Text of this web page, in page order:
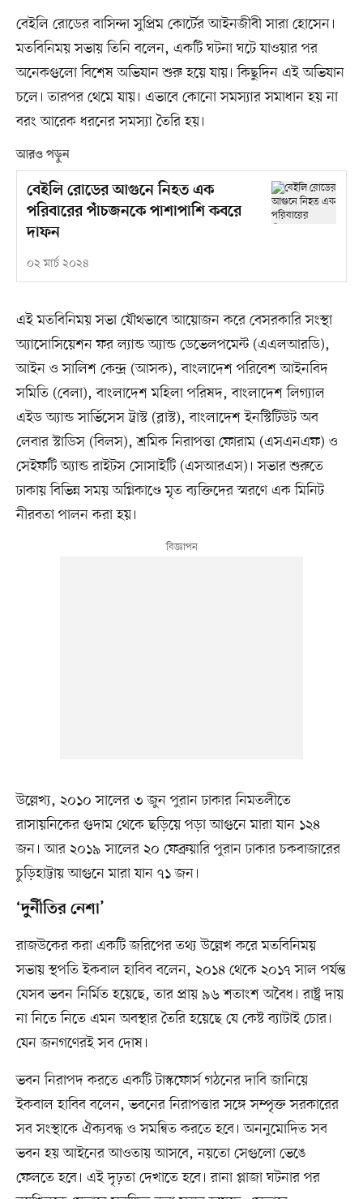
বেইলি রোডের বাসিন্দা সুপ্রিম কোর্টের আইনজীবী সারা হোসেন।
মতবিনিময় সভায় তিনি বলেন, একটি ঘটনা ঘটে যাওয়ার পর
অনেকগুলো বিশেষ অভিযান শুরু হয়ে যায়। কিছুদিন এই অভিযান
চলে। তারপর থেমে যায়। এভাবে কোনো সমস্যার সমাধান হয় না
বরং আরেক ধরনের সমস্যা তৈরি হয়।
আরও পড়ুন
বেইলি রোডের আগুনে নিহত এক
পরিবারের পাঁচজনকে পাশাপাশি কবরে
দাফন
০২ মার্চ ২০২৪
এই মতবিনিময় সভা যৌথভাবে আয়োজন করে বেসরকারি সংস্থা
অ্যাসোসিয়েশন ফর ল্যান্ড অ্যান্ড ডেভেলপমেন্ট (এএলআরডি),
আইন ও সালিশ কেন্দ্র (আসক), বাংলাদেশ পরিবেশ আইনবিদ
সমিতি (বেলা), বাংলাদেশ মহিলা পরিষদ, বাংলাদেশ লিগ্যাল
এইড অ্যান্ড সার্ভিসেস ট্রাস্ট (ব্লাস্ট), বাংলাদেশ ইনস্টিটিউট অব
লেবার স্টাডিস (বিলস), শ্রমিক নিরাপত্তা ফোরাম (এসএনএফ) ও
সেইফটি অ্যান্ড রাইটস সোসাইটি (এসআরএস)। সভার শুরুতে
ঢাকায় বিভিন্ন সময় অগ্নিকাণ্ডে মৃত ব্যক্তিদের স্মরণে এক মিনিট
নীরবতা পালন করা হয়।
উল্লেখ্য, ২০১০ সালের ৩ জুন পুরান ঢাকার নিমতলীতে
রাসায়নিকের গুদাম থেকে ছড়িয়ে পড়া আগুনে মারা যান ১২৪
জন। আর ২০১৯ সালের ২০ ফেব্রুয়ারি পুরান ঢাকার চকবাজারের
চুড়িহাট্টায় আগুনে মারা যান ৭১ জন।
‘দুর্নীতির নেশা’
রাজউকের করা একটি জরিপের তথ্য উল্লেখ করে মতবিনিময়
সভায় স্থপতি ইকবাল হাবিব বলেন, ২০১৪ থেকে ২০১৭ সাল পর্যন্ত
যেসব ভবন নির্মিত হয়েছে, তার প্রায় ৯৬ শতাংশ অবৈধ। রাষ্ট্র দায়
না নিতে নিতে এমন অবস্থার তৈরি হয়েছে যে কেষ্ট ব্যাটাই চোর।
যেন জনগণেরই সব দোষ।
ভবন নিরাপদ করতে একটি টাস্কফোর্স গঠনের দাবি জানিয়ে
ইকবাল হাবিব বলেন, ভবনের নিরাপত্তার সঙ্গে সম্পৃক্ত সরকারের
সব সংস্থাকে ঐক্যবদ্ধ ও সমন্বিত করতে হবে। অননুমোদিত সব
ভবন হয় আইনের আওতায় আসবে, নয়তো সেগুলো ভেঙে
ফেলতে হবে। এই দৃঢ়তা দেখাতে হবে। রানা প্লাজা ঘটনার পর